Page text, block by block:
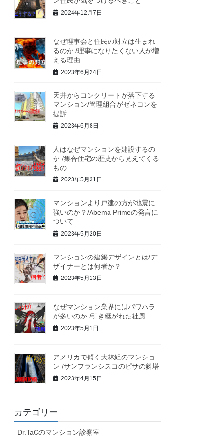
2024年12月7日
なぜ理事会と住民の対立は生まれ
るのか /理事になりたくない人が増
える理由
2023年6月24日
天井からコンクリートが落下する
マンション/管理組合がゼネコンを
提訴
2023年6月8日
人はなぜマンションを建設するの
か /集合住宅の歴史から見えてくる
もの
2023年5月31日
マンションより戸建の方が地震に
強いのか？/Abema Primeの発言に
ついて
2023年5月20日
マンションの建築デザインとは/デ
ザイナーとは何者か？
2023年5月13日
なぜマンション業界にはパワハラ
が多いのか /引き継がれた社風
2023年5月1日
アメリカで傾く大林組のマンショ
ン /サンフランシスコのピサの斜塔
2023年4月15日
カテゴリー
Dr.TaCのマンション診察室